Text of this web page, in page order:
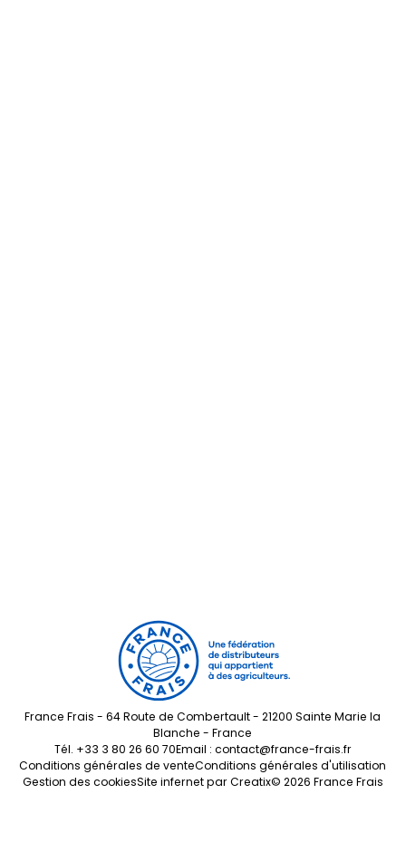
France Frais - 64 Route de Combertault - 21200 Sainte Marie la
Blanche - France
Tél. +33 3 80 26 60 70Email : contact@france-frais.fr
Conditions générales de venteConditions générales d'utilisation
Gestion des cookiesSite infernet parCreatix© 2026 France Frais